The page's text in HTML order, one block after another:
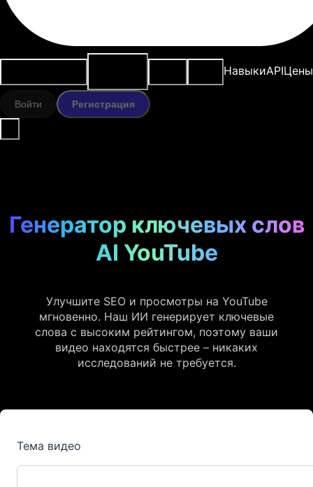
НавыкиAPIЦены
Войти Регистрация
Генератор ключевых слов
AI YouTube
Улучшите SEO и просмотры на YouTube
мгновенно. Наш ИИ генерирует ключевые
слова с высоким рейтингом, поэтому ваши
видео находятся быстрее – никаких
исследований не требуется.
Тема видео